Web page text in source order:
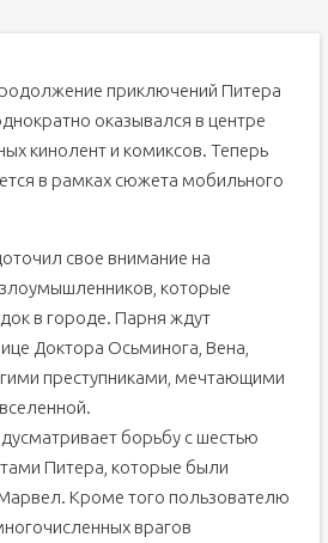
приключений Питера
оказывался в центре
кинолент и комиксов. Теперь
в рамках сюжета мобильного
свое внимание на
которые
в городе. Парня ждут
Доктора Осьминога, Вена,
преступниками, мечтающими
борьбу с шестью
Питера, которые были
Кроме того пользователю
врагов